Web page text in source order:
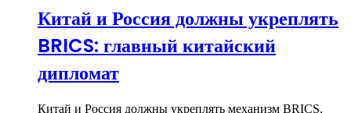
Китай и Россия должны укреплять
BRICS: главный китайский
дипломат
Китай и Россия должны укреплять механизм BRICS,